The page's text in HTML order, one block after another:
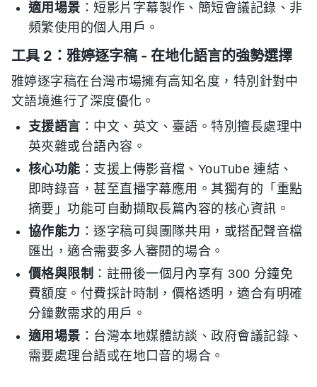
適用場景 ：短影片字幕製作、簡短會議記錄、非
頻繁使用的個人用戶。
工具 2：雅婷逐字稿 - 在地化語言的強勢選擇
雅婷逐字稿在台灣市場擁有高知名度，特別針對中
文語境進行了深度優化。
支援語言 ：中文、英文、臺語。特別擅長處理中
英夾雜或台語內容。
核心功能 ：支援上傳影音檔、YouTube 連結、
即時錄音，甚至直播字幕應用。其獨有的「重點
摘要」功能可自動擷取長篇內容的核心資訊。
協作能力 ：逐字稿可與團隊共用，或搭配聲音檔
匯出，適合需要多人審閱的場合。
價格與限制 ：註冊後一個月內享有 300 分鐘免
費額度。付費採計時制，價格透明，適合有明確
分鐘數需求的用戶。
適用場景 ：台灣本地媒體訪談、政府會議記錄、
需要處理台語或在地口音的場合。